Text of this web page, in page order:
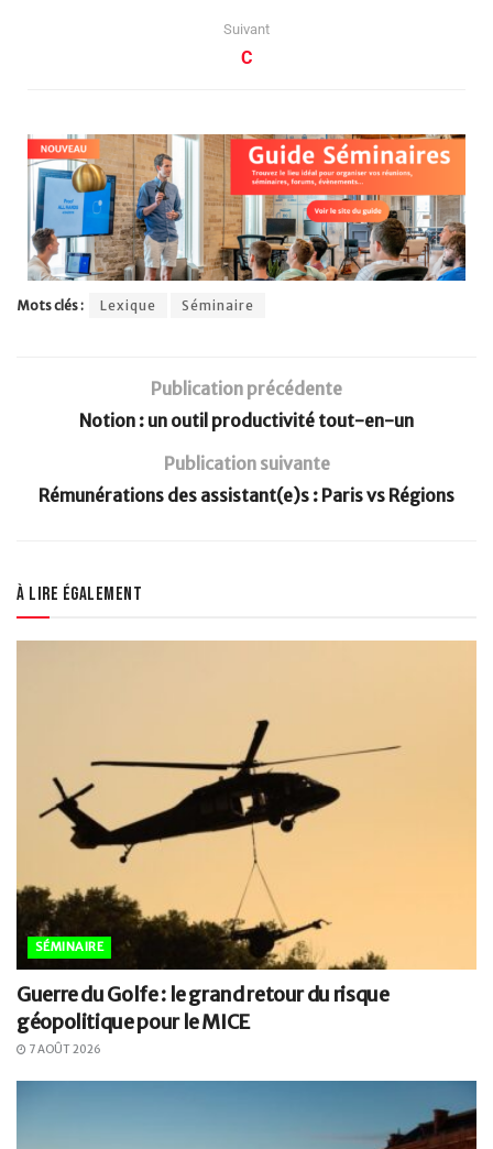
Suivant
C
Mots clés : Lexique Séminaire
Publication précédente
Notion : un outil productivité tout-en-un
Publication suivante
Rémunérations des assistant(e)s : Paris vs Régions
À lire également
SÉMINAIRE
Guerre du Golfe : le grand retour du risque
géopolitique pour le MICE
7 AOÛT 2026